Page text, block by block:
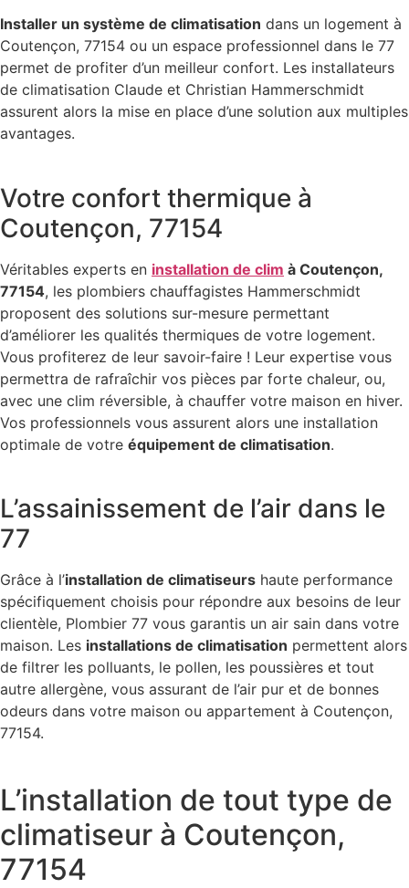
Installer un système de climatisation dans un logement à
Coutençon, 77154 ou un espace professionnel dans le 77
permet de profiter d’un meilleur confort. Les installateurs
de climatisation Claude et Christian Hammerschmidt
assurent alors la mise en place d’une solution aux multiples
avantages.
Votre confort thermique à
Coutençon, 77154
Véritables experts en installation de clim à Coutençon,
77154, les plombiers chauffagistes Hammerschmidt
proposent des solutions sur-mesure permettant
d’améliorer les qualités thermiques de votre logement.
Vous profiterez de leur savoir-faire ! Leur expertise vous
permettra de rafraîchir vos pièces par forte chaleur, ou,
avec une clim réversible, à chauffer votre maison en hiver.
Vos professionnels vous assurent alors une installation
optimale de votre équipement de climatisation.
L’assainissement de l’air dans le
77
Grâce à l’installation de climatiseurs haute performance
spécifiquement choisis pour répondre aux besoins de leur
clientèle, Plombier 77 vous garantis un air sain dans votre
maison. Les installations de climatisation permettent alors
de filtrer les polluants, le pollen, les poussières et tout
autre allergène, vous assurant de l’air pur et de bonnes
odeurs dans votre maison ou appartement à Coutençon,
77154.
L’installation de tout type de
climatiseur à Coutençon,
77154